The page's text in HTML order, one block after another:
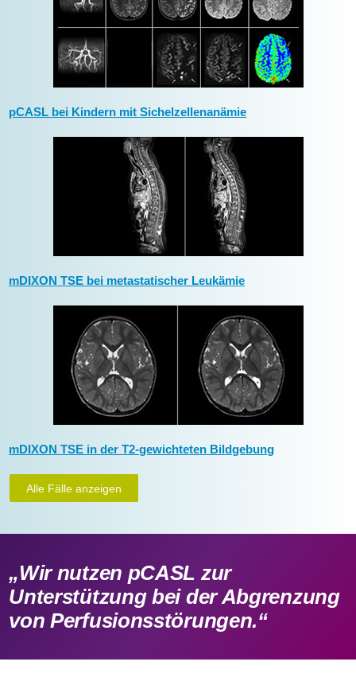
pCASL bei Kindern mit Sichelzellenanämie
mDIXON TSE bei metastatischer Leukämie
mDIXON TSE in der T2-gewichteten Bildgebung
Alle Fälle anzeigen
„Wir nutzen pCASL zur
Unterstützung bei der Abgrenzung
von Perfusionsstörungen.“